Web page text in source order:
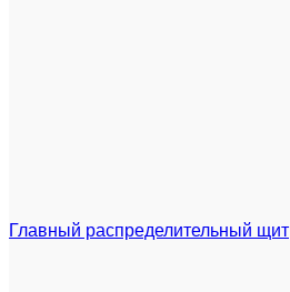
Главный распределительный щит